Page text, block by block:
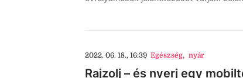
2022. 06. 18., 16:39 Egészség, nyár
Rajzolj – és nyerj egy